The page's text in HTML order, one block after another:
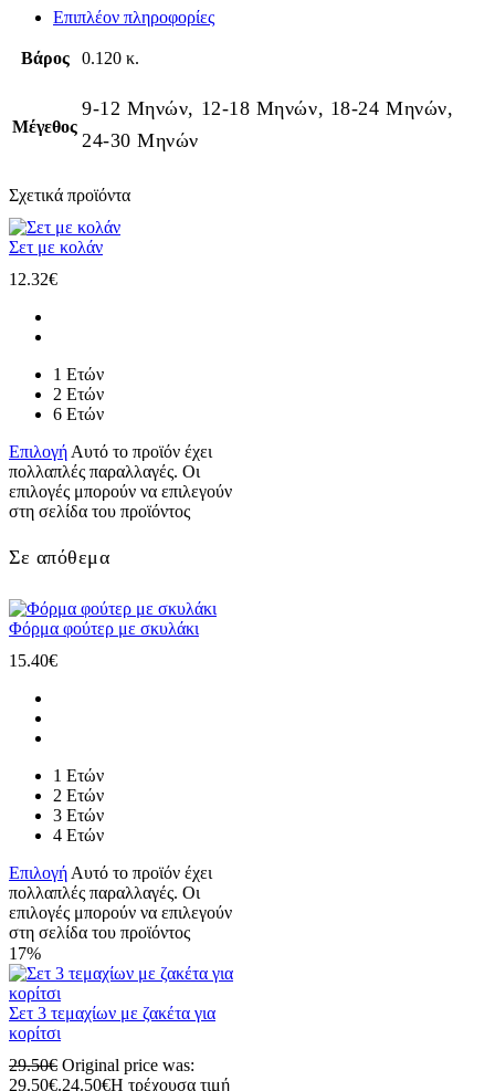
Επιπλέον πληροφορίες
Βάρος 0.120 κ.
Μέγεθος
9-12 Μηνών, 12-18 Μηνών, 18-24 Μηνών,
24-30 Μηνών
Σχετικά προϊόντα
Σετ με κολάν
12.32€
1 Ετών
2 Ετών
6 Ετών
Επιλογή Αυτό το προϊόν έχει
πολλαπλές παραλλαγές. Οι
επιλογές μπορούν να επιλεγούν
στη σελίδα του προϊόντος
Σε απόθεμα
Φόρμα φούτερ με σκυλάκι
15.40€
1 Ετών
2 Ετών
3 Ετών
4 Ετών
Επιλογή Αυτό το προϊόν έχει
πολλαπλές παραλλαγές. Οι
επιλογές μπορούν να επιλεγούν
στη σελίδα του προϊόντος
17%
Σετ 3 τεμαχίων με ζακέτα για
κορίτσι
29.50€ Original price was:
29.50€.24.50€Η τρέχουσα τιμή